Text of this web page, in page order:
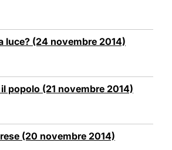
luce? (24 novembre 2014)
popolo (21 novembre 2014)
(20 novembre 2014)